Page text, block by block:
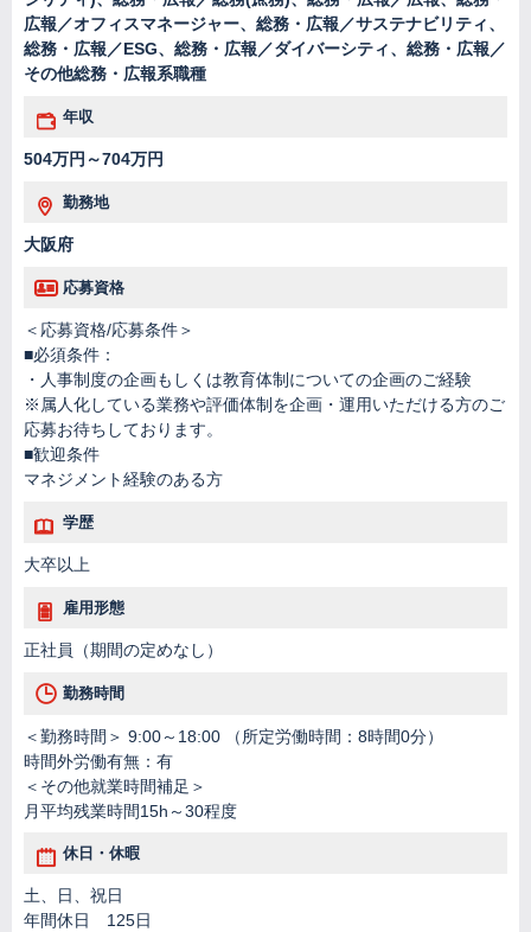
広報／オフィスマネージャー、総務・広報／サステナビリティ、
総務・広報／ESG、総務・広報／ダイバーシティ、総務・広報／
その他総務・広報系職種
年収
504万円～704万円
勤務地
大阪府
応募資格
＜応募資格/応募条件＞
■必須条件：
・人事制度の企画もしくは教育体制についての企画のご経験
※属人化している業務や評価体制を企画・運用いただける方のご
応募お待ちしております。
■歓迎条件
マネジメント経験のある方
学歴
大卒以上
雇用形態
正社員（期間の定めなし）
勤務時間
＜勤務時間＞ 9:00～18:00 （所定労働時間：8時間0分）
時間外労働有無：有
＜その他就業時間補足＞
月平均残業時間15h～30程度
休日・休暇
土、日、祝日
年間休日 125日